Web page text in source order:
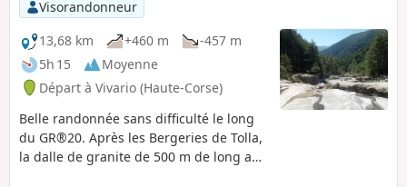
Visorandonneur
13,68 km
+460 m
-457 m
5h 15
Moyenne
Départ à Vivario (Haute-Corse)
Belle randonnée sans difficulté le long
du GR®20. Après les Bergeries de Tolla,
la dalle de granite de 500 m de long aux